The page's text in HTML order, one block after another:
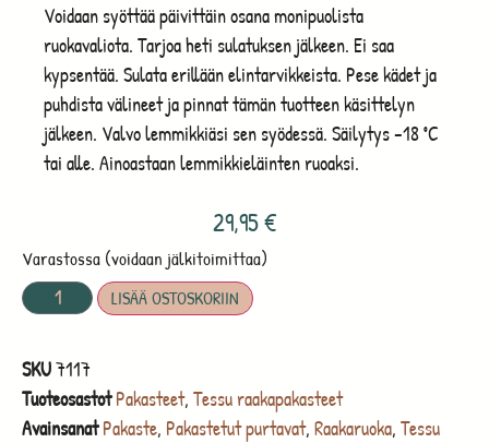
Voidaan syöttää päivittäin osana monipuolista
ruokavaliota. Tarjoa heti sulatuksen jälkeen. Ei saa
kypsentää. Sulata erillään elintarvikkeista. Pese kädet ja
puhdista välineet ja pinnat tämän tuotteen käsittelyn
jälkeen. Valvo lemmikkiäsi sen syödessä. Säilytys –18 ˚C
tai alle. Ainoastaan lemmikkieläinten ruoaksi.
29,95€
Varastossa (voidaan jälkitoimittaa)
LISÄÄ OSTOSKORIIN
SKU7117
Tuoteosastot Pakasteet, Tessu raakapakasteet
Avainsanat Pakaste, Pakastetut purtavat, Raakaruoka, Tessu